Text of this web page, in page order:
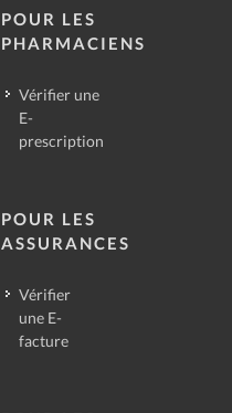
POUR LES
PHARMACIENS
Vérifier une
E-
prescription
POUR LES
ASSURANCES
Vérifier
une E-
facture